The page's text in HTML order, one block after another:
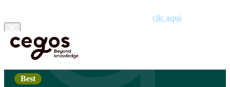
clic aquí
Skip to main content
Estás aquí: Inicio >Áreas de formación para el desarrollo de competencias
Gestión de Equipos>Cursos de desarrollo avanzado de liderazgo
Best